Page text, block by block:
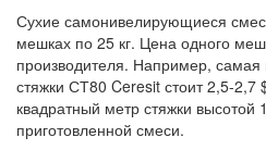
Сухие самонивелирующиеся
мешках по 25 кг. Цена одного
производителя. Например,
стяжки СТ80 Ceresit стоит 2,5-
квадратный метр стяжки высотой
приготовленной смеси.